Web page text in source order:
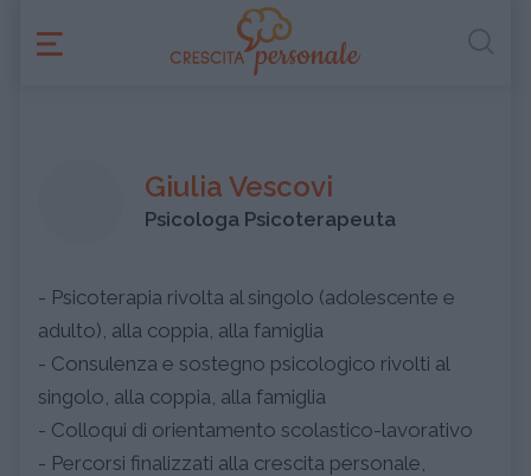
Giulia Vescovi
Psicologa Psicoterapeuta
- Psicoterapia rivolta al singolo (adolescente e
adulto), alla coppia, alla famiglia
- Consulenza e sostegno psicologico rivolti al
singolo, alla coppia, alla famiglia
- Colloqui di orientamento scolastico-lavorativo
- Percorsi finalizzati alla crescita personale,